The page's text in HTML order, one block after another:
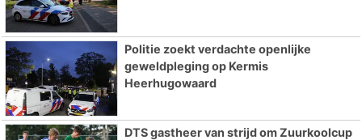
Politie zoekt verdachte openlijke
geweldpleging op Kermis
Heerhugowaard
DTS gastheer van strijd om Zuurkoolcup